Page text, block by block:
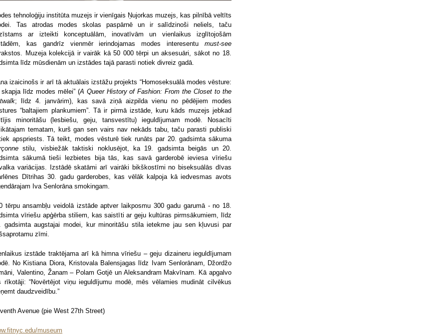
tehnoloģiju institūta muzejs ir vienīgais Ņujorkas muzejs, kas pilnībā veltīts
Tas atrodas modes skolas paspārnē un ir salīdzinoši neliels, taču
ar izteikti konceptuālām, inovatīvām un vienlaikus izglītojošām
kas gandrīz vienmēr ierindojamas modes interesentu must-see
Muzeja kolekcijā ir vairāk kā 50 000 tērpi un aksesuāri, sākot no 18.
līdz mūsdienām un izstādes tajā parasti notiek divreiz gadā.
izaicinošs ir arī tā aktuālais izstāžu projekts “Homoseksuālā modes vēsture:
skapja līdz modes mēlei” (A Queer History of Fashion: From the Closet to the
; līdz 4. janvārim), kas savā ziņā aizpilda vienu no pēdējiem modes
“baltajiem plankumiem”. Tā ir pirmā izstāde, kuru kāds muzejs jebkad
minoritāšu (lesbiešu, geju, tansvestītu) ieguldījumam modē. Nosacīti
tematam, kurš gan sen vairs nav nekāds tabu, taču parasti publiski
apspriests. Tā teikt, modes vēsturē tiek runāts par 20. gadsimta sākuma
stilu, visbiežāk taktiski noklusējot, ka 19. gadsimta beigās un 20.
sākumā tieši lezbietes bija tās, kas savā garderobē ieviesa vīriešu
variācijas. Izstādē skatāmi arī vairāki bikškostīmi no biseksuālās dīvas
Dītrihas 30. gadu garderobes, kas vēlāk kalpoja kā iedvesmas avots
Iva Senlorāna smokingam.
tērpu ansambļu veidolā izstāde aptver laikposmu 300 gadu garumā - no 18.
vīriešu apģērba stiliem, kas saistīti ar geju kultūras pirmsākumiem, līdz
gadsimta augstajai modei, kur minoritāšu stila ietekme jau sen kļuvusi par
zīmi.
izstāde traktējama arī kā himna vīriešu – geju dizaineru ieguldījumam
No Kistiana Diora, Kristovala Balensjagas līdz Ivam Senlorānam, Džordžo
Valentino, Žanam – Polam Gotjē un Aleksandram Makvīnam. Kā apgalvo
rīkotāji: “Novērtējot viņu ieguldījumu modē, mēs vēlamies mudināt cilvēkus
daudzveidību.”
Avenue (pie West 27th Street)
museum